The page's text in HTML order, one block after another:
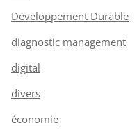
Développement Durable
diagnostic management
digital
divers
économie